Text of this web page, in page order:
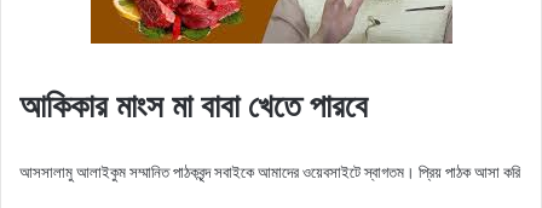
আকিকার মাংস মা বাবা খেতে পারবে
আসসালামু আলাইকুম সম্মানিত পাঠকবৃন্দ সবাইকে আমাদের ওয়েবসাইটে স্বাগতম। প্রিয় পাঠক আসা করি